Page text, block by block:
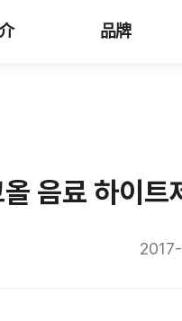
品牌
음료 하이